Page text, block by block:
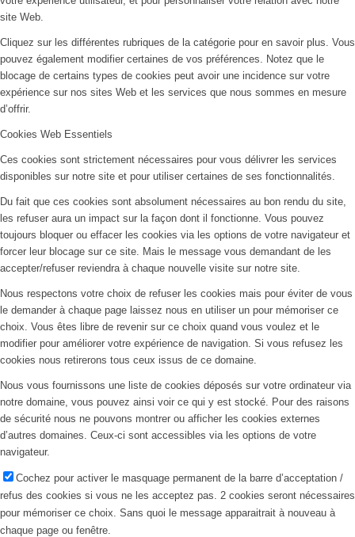
site Web.
Cliquez sur les différentes rubriques de la catégorie pour en savoir plus. Vous
pouvez également modifier certaines de vos préférences. Notez que le
blocage de certains types de cookies peut avoir une incidence sur votre
expérience sur nos sites Web et les services que nous sommes en mesure
d’offrir.
Cookies Web Essentiels
Ces cookies sont strictement nécessaires pour vous délivrer les services
disponibles sur notre site et pour utiliser certaines de ses fonctionnalités.
Du fait que ces cookies sont absolument nécessaires au bon rendu du site,
les refuser aura un impact sur la façon dont il fonctionne. Vous pouvez
toujours bloquer ou effacer les cookies via les options de votre navigateur et
forcer leur blocage sur ce site. Mais le message vous demandant de les
accepter/refuser reviendra à chaque nouvelle visite sur notre site.
Nous respectons votre choix de refuser les cookies mais pour éviter de vous
le demander à chaque page laissez nous en utiliser un pour mémoriser ce
choix. Vous êtes libre de revenir sur ce choix quand vous voulez et le
modifier pour améliorer votre expérience de navigation. Si vous refusez les
cookies nous retirerons tous ceux issus de ce domaine.
Nous vous fournissons une liste de cookies déposés sur votre ordinateur via
notre domaine, vous pouvez ainsi voir ce qui y est stocké. Pour des raisons
de sécurité nous ne pouvons montrer ou afficher les cookies externes
d’autres domaines. Ceux-ci sont accessibles via les options de votre
navigateur.
Cochez pour activer le masquage permanent de la barre d’acceptation /
refus des cookies si vous ne les acceptez pas. 2 cookies seront nécessaires
pour mémoriser ce choix. Sans quoi le message apparaitrait à nouveau à
chaque page ou fenêtre.